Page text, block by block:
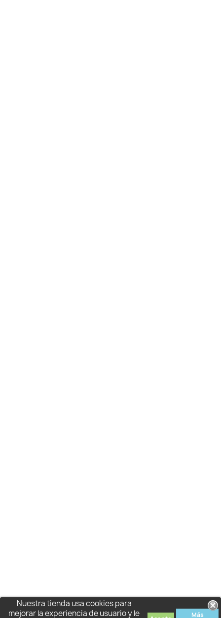
Nuestra tienda usa cookies para
mejorar la experiencia de usuario y le
Más